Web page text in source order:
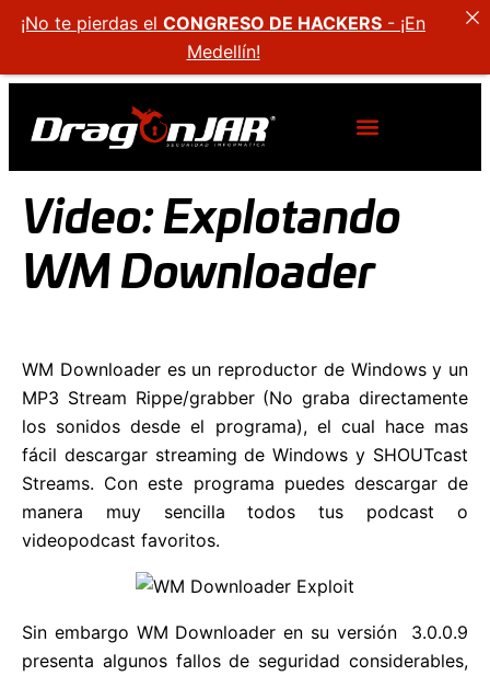
Video: Explotando
WM Downloader
WM Downloader es un reproductor de Windows y un
MP3 Stream Rippe/grabber (No graba directamente
los sonidos desde el programa), el cual hace mas
fácil descargar streaming de Windows y SHOUTcast
Streams. Con este programa puedes descargar de
manera muy sencilla todos tus podcast o
videopodcast favoritos.
Sin embargo WM Downloader en su versión 3.0.0.9
presenta algunos fallos de seguridad considerables,
¡No te pierdas el CONGRESO DE HACKERS - ¡En
Medellín!